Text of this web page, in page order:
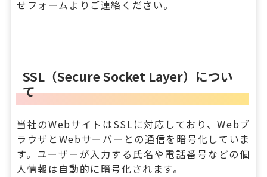
せフォーム よりご連絡ください。
SSL（Secure Socket Layer）につい
て
当社のWebサイトはSSLに対応しており、Webブ
ラウザとWebサーバーとの通信を暗号化していま
す。ユーザーが入力する氏名や電話番号などの個
人情報は自動的に暗号化されます。